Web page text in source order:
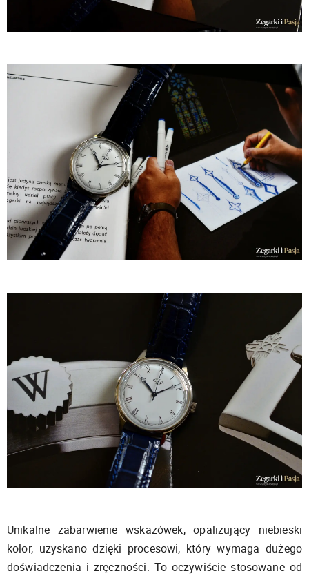
Unikalne zabarwienie wskazówek, opalizujący niebieski
kolor, uzyskano dzięki procesowi, który wymaga dużego
doświadczenia i zręczności. To oczywiście stosowane od